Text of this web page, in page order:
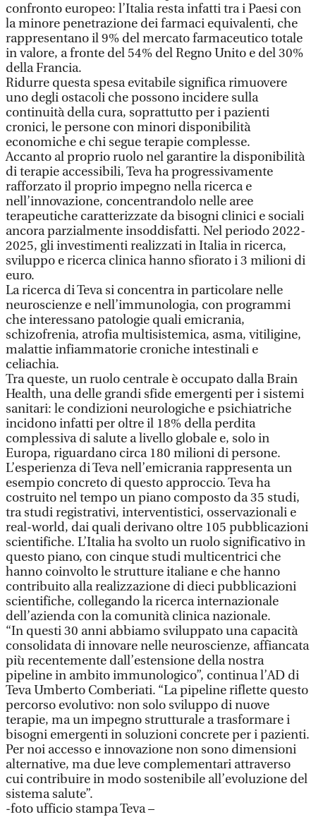
confronto europeo: l’Italia resta infatti tra i Paesi con
la minore penetrazione dei farmaci equivalenti, che
rappresentano il 9% del mercato farmaceutico totale
in valore, a fronte del 54% del Regno Unito e del 30%
della Francia.
Ridurre questa spesa evitabile significa rimuovere
uno degli ostacoli che possono incidere sulla
continuità della cura, soprattutto per i pazienti
cronici, le persone con minori disponibilità
economiche e chi segue terapie complesse.
Accanto al proprio ruolo nel garantire la disponibilità
di terapie accessibili, Teva ha progressivamente
rafforzato il proprio impegno nella ricerca e
nell’innovazione, concentrandolo nelle aree
terapeutiche caratterizzate da bisogni clinici e sociali
ancora parzialmente insoddisfatti. Nel periodo 2022-
2025, gli investimenti realizzati in Italia in ricerca,
sviluppo e ricerca clinica hanno sfiorato i 3 milioni di
euro.
La ricerca di Teva si concentra in particolare nelle
neuroscienze e nell’immunologia, con programmi
che interessano patologie quali emicrania,
schizofrenia, atrofia multisistemica, asma, vitiligine,
malattie infiammatorie croniche intestinali e
celiachia.
Tra queste, un ruolo centrale è occupato dalla Brain
Health, una delle grandi sfide emergenti per i sistemi
sanitari: le condizioni neurologiche e psichiatriche
incidono infatti per oltre il 18% della perdita
complessiva di salute a livello globale e, solo in
Europa, riguardano circa 180 milioni di persone.
L’esperienza di Teva nell’emicrania rappresenta un
esempio concreto di questo approccio. Teva ha
costruito nel tempo un piano composto da 35 studi,
tra studi registrativi, interventistici, osservazionali e
real-world, dai quali derivano oltre 105 pubblicazioni
scientifiche. L’Italia ha svolto un ruolo significativo in
questo piano, con cinque studi multicentrici che
hanno coinvolto le strutture italiane e che hanno
contribuito alla realizzazione di dieci pubblicazioni
scientifiche, collegando la ricerca internazionale
dell’azienda con la comunità clinica nazionale.
“In questi 30 anni abbiamo sviluppato una capacità
consolidata di innovare nelle neuroscienze, affiancata
più recentemente dall’estensione della nostra
pipeline in ambito immunologico”, continua l’AD di
Teva Umberto Comberiati. “La pipeline riflette questo
percorso evolutivo: non solo sviluppo di nuove
terapie, ma un impegno strutturale a trasformare i
bisogni emergenti in soluzioni concrete per i pazienti.
Per noi accesso e innovazione non sono dimensioni
alternative, ma due leve complementari attraverso
cui contribuire in modo sostenibile all’evoluzione del
sistema salute”.
-foto ufficio stampa Teva –